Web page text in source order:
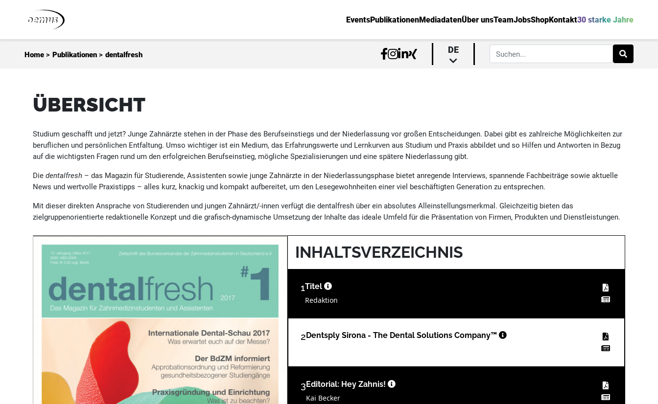
EventsPublikationenMediadatenÜber unsTeamJobsShopKontakt30 starke Jahre
Home > Publikationen > dentalfresh DE
ÜBERSICHT
Studium geschafft und jetzt? Junge Zahnärzte stehen in der Phase des Berufseinstiegs und der Niederlassung vor großen Entscheidungen. Dabei gibt es zahlreiche Möglichkeiten zur
beruflichen und persönlichen Entfaltung. Umso wichtiger ist ein Medium, das Erfahrungswerte und Lernkurven aus Studium und Praxis abbildet und so Hilfen und Antworten in Bezug
auf die wichtigsten Fragen rund um den erfolgreichen Berufseinstieg, mögliche Spezialisierungen und eine spätere Niederlassung gibt.
Diedentalfresh – das Magazin für Studierende, Assistenten sowie junge Zahnärzte in der Niederlassungsphase bietet anregende Interviews, spannende Fachbeiträge sowie aktuelle
News und wertvolle Praxistipps – alles kurz, knackig und kompakt aufbereitet, um den Lesegewohnheiten einer viel beschäftigten Generation zu entsprechen.
Mit dieser direkten Ansprache von Studierenden und jungen Zahnärzt/-innen verfügt die dentalfresh über ein absolutes Alleinstellungsmerkmal. Gleichzeitig bieten das
zielgruppenorientierte redaktionelle Konzept und die grafisch-dynamische Umsetzung der Inhalte das ideale Umfeld für die Präsentation von Firmen, Produkten und Dienstleistungen.
INHALTSVERZEICHNIS
1Titel
Redaktion
2Dentsply Sirona - The Dental Solutions Company™
3Editorial: Hey Zahnis!
Kai Becker